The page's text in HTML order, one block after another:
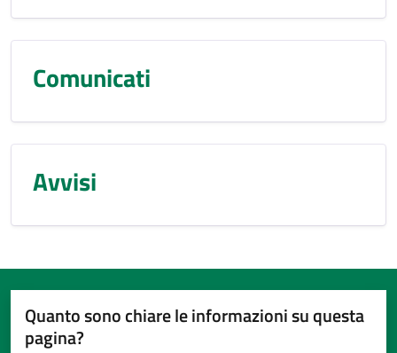
Comunicati
Avvisi
Quanto sono chiare le informazioni su questa
pagina?